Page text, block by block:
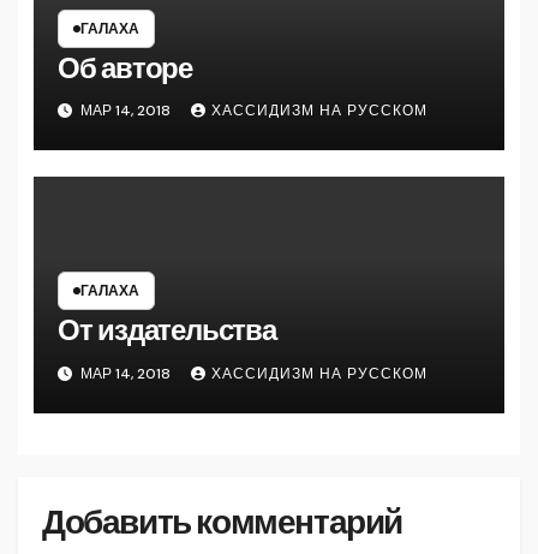
ГАЛАХА
Об авторе
МАР 14, 2018 ХАССИДИЗМ НА РУССКОМ
ГАЛАХА
От издательства
МАР 14, 2018 ХАССИДИЗМ НА РУССКОМ
Добавить комментарий